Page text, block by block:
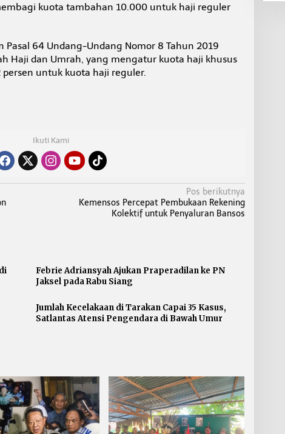
kuota tambahan 10.000 untuk haji reguler
Pasal 64 Undang-Undang Nomor 8 Tahun 2019
Haji dan Umrah, yang mengatur kuota haji khusus
persen untuk kuota haji reguler.
Ikuti Kami
Pos berikutnya
Kemensos Percepat Pembukaan Rekening
Kolektif untuk Penyaluran Bansos
Febrie Adriansyah Ajukan Praperadilan ke PN
Jaksel pada Rabu Siang
Jumlah Kecelakaan di Tarakan Capai 35 Kasus,
Satlantas Atensi Pengendara di Bawah Umur